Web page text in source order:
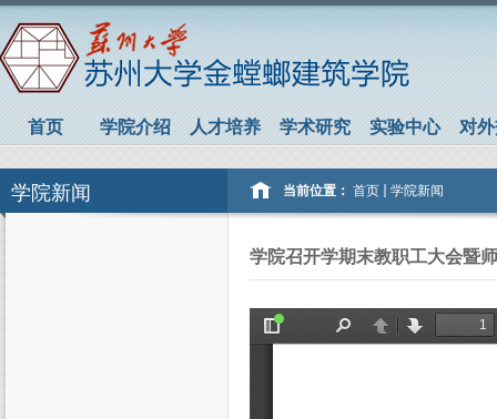
首页 学院介绍 人才培养 学术研究 实验中心 对
学院新闻 当前位置： 首页 学院新闻
学院召开学期末教职工大会暨